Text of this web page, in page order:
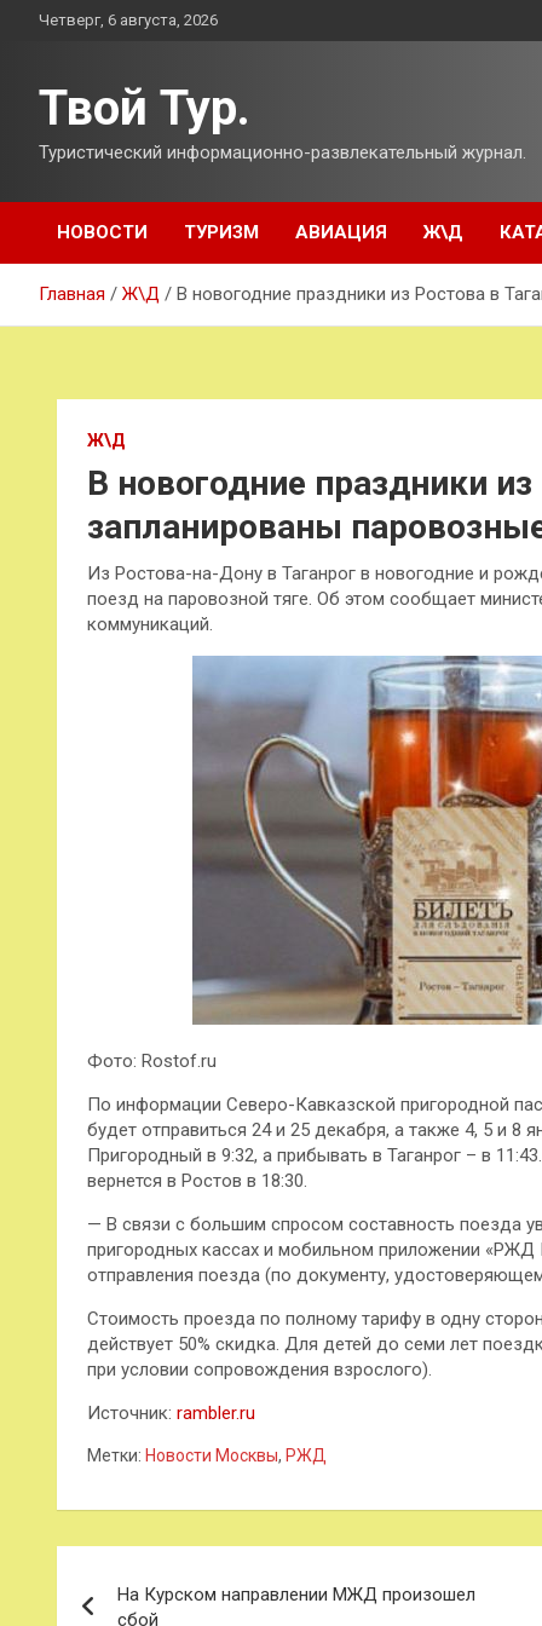
ПерейтиЧетверг, 6 августа, 2026
Твой Тур.
Туристический информационно-развлекательный журнал.
НОВОСТИ ТУРИЗМ АВИАЦИЯ Ж\Д
Главная Ж\Д В новогодние праздники из Ростова в
Ж\Д
В новогодние праздники из
запланированы
Из Ростова-на-Дону в Таганрог в новогодние и
поезд на паровозной тяге. Об этом сообщает
коммуникаций.
Фото: Rostof.ru
По информации Северо-Кавказской пригородной
будет отправиться 24 и 25 декабря, а также 4, 5 и 8
Пригородный в 9:32, а прибывать в Таганрог – в
вернется в Ростов в 18:30.
— В связи с большим спросом составность поезда
пригородных кассах и мобильном приложении
отправления поезда (по документу,
Стоимость проезда по полному тарифу в одну
действует 50% скидка. Для детей до семи лет
при условии сопровождения взрослого).
Источник: rambler.ru
Метки: Новости Москвы, РЖД
На Курском направлении МЖД произошел
сбой